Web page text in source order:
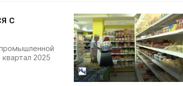
с
2025